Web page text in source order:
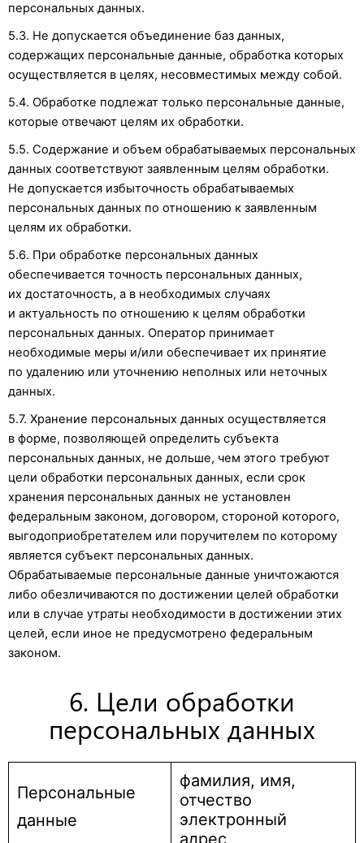
персональных данных.
5.3. Не допускается объединение баз данных,
содержащих персональные данные, обработка которых
осуществляется в целях, несовместимых между собой.
5.4. Обработке подлежат только персональные данные,
которые отвечают целям их обработки.
5.5. Содержание и объем обрабатываемых персональных
данных соответствуют заявленным целям обработки.
Не допускается избыточность обрабатываемых
персональных данных по отношению к заявленным
целям их обработки.
5.6. При обработке персональных данных
обеспечивается точность персональных данных,
их достаточность, а в необходимых случаях
и актуальность по отношению к целям обработки
персональных данных. Оператор принимает
необходимые меры и/или обеспечивает их принятие
по удалению или уточнению неполных или неточных
данных.
5.7. Хранение персональных данных осуществляется
в форме, позволяющей определить субъекта
персональных данных, не дольше, чем этого требуют
цели обработки персональных данных, если срок
хранения персональных данных не установлен
федеральным законом, договором, стороной которого,
выгодоприобретателем или поручителем по которому
является субъект персональных данных.
Обрабатываемые персональные данные уничтожаются
либо обезличиваются по достижении целей обработки
или в случае утраты необходимости в достижении этих
целей, если иное не предусмотрено федеральным
законом.
6. Цели обработки
персональных данных
Персональные
данные
фамилия, имя,
отчество
электронный
адрес